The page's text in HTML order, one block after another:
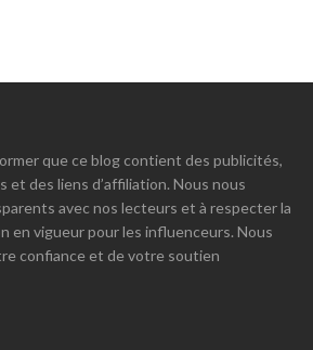
que ce blog contient des publicités,
et des liens d’affiliation. Nous nous
avec nos lecteurs et à respecter la
en vigueur pour les influenceurs. Nous
confiance et de votre soutien